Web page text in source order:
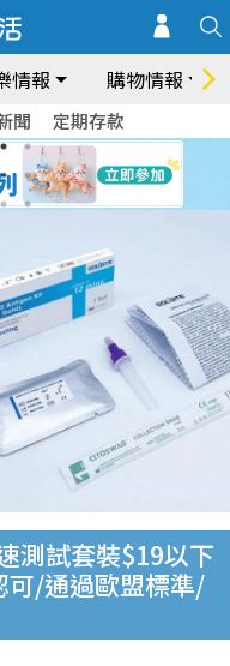
情報 購物情報
聞 定期存款
測試套裝$19以下
可/通過歐盟標準/